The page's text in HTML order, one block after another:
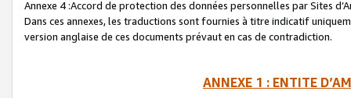
Annexe 4 :Accord de protection des données personnelles par Sites
Dans ces annexes, les traductions sont fournies à titre indicatif
version anglaise de ces documents prévaut en cas de contradiction.
ANNEXE 1 : ENTITE